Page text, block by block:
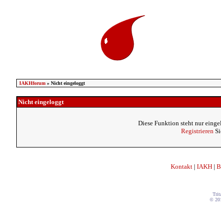
IAKHforum» Nicht eingeloggt
Nicht eingeloggt
Diese Funktion steht nur
Registrieren
Kontakt | IAKH |
©